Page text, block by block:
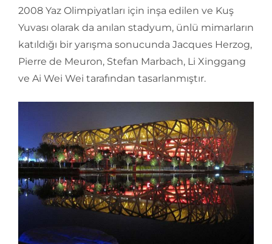
2008 Yaz Olimpiyatları için inşa edilen ve Kuş
Yuvası olarak da anılan stadyum, ünlü mimarların
katıldığı bir yarışma sonucunda Jacques Herzog,
Pierre de Meuron, Stefan Marbach, Li Xinggang
ve Ai Wei Wei tarafından tasarlanmıştır.